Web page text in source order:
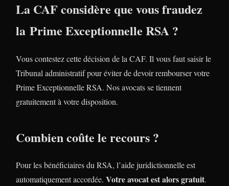
La CAF considère que vous fraudez
la Prime Exceptionnelle RSA ?
Vous contestez cette décision de la CAF. Il vous faut saisir le
Tribunal administratif pour éviter de devoir rembourser votre
Prime Exceptionnelle RSA. Nos avocats se tiennent
gratuitement à votre disposition.
Combien coûte le recours ?
Pour les bénéficiaires du RSA, l’aide juridictionnelle est
automatiquement accordée. Votre avocat est alors gratuit.